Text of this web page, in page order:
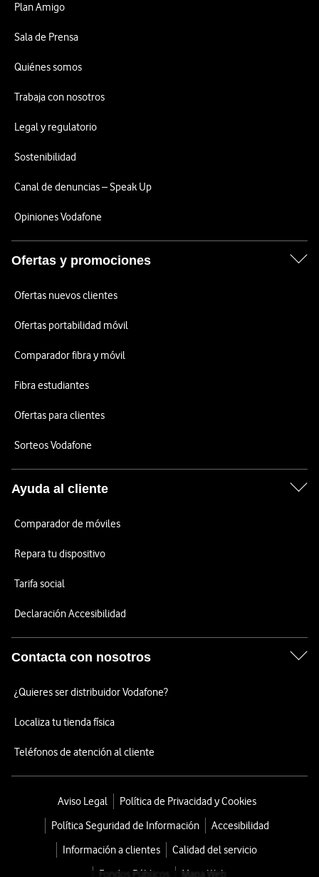
Plan Amigo
Sala de Prensa
Quiénes somos
Trabaja con nosotros
Legal y regulatorio
Sostenibilidad
Canal de denuncias – Speak Up
Opiniones Vodafone
Ofertas y promociones
Ofertas nuevos clientes
Ofertas portabilidad móvil
Comparador fibra y móvil
Fibra estudiantes
Ofertas para clientes
Sorteos Vodafone
Ayuda al cliente
Comparador de móviles
Repara tu dispositivo
Tarifa social
Declaración Accesibilidad
Contacta con nosotros
¿Quieres ser distribuidor Vodafone?
Localiza tu tienda física
Teléfonos de atención al cliente
Aviso Legal
Política de Privacidad y Cookies
Política Seguridad de Información
Accesibilidad
Información a clientes
Calidad del servicio
Fondos Públicos
Mapa Web